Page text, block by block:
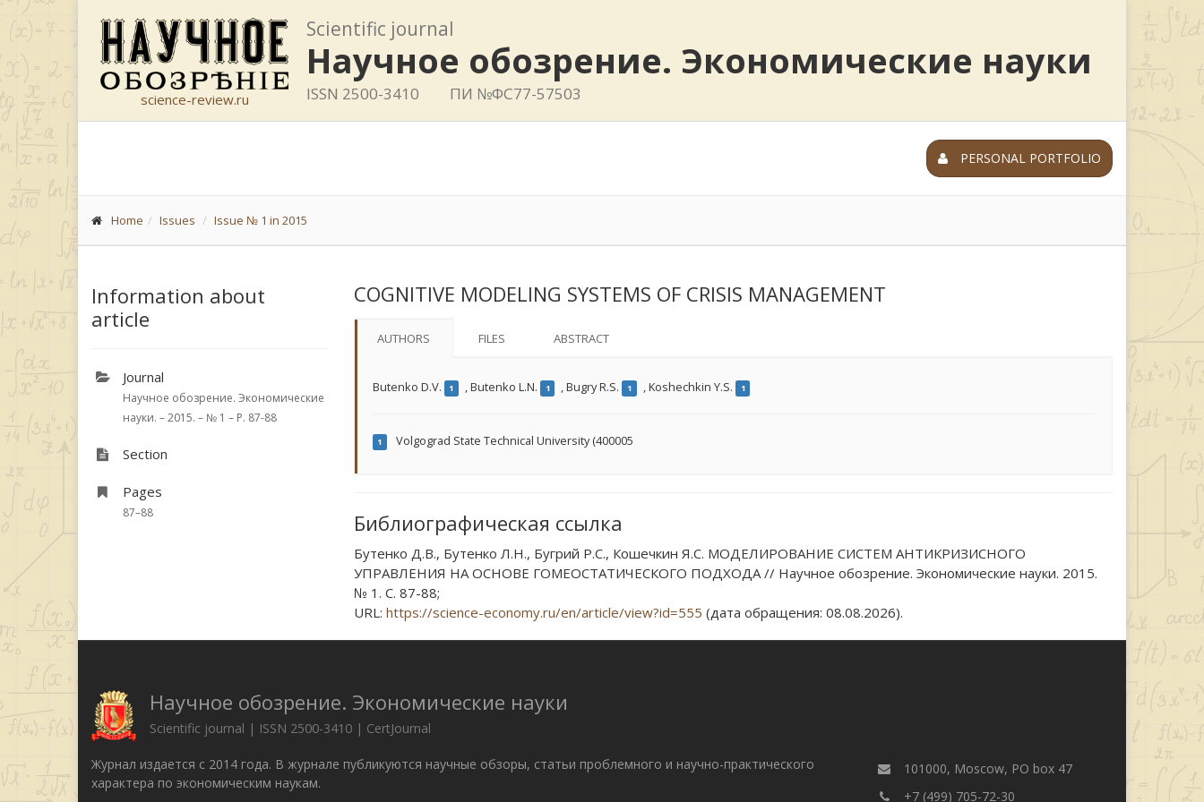
science-review.ru
Scientific journal
Научное обозрение. Экономические науки
ISSN 2500-3410 ПИ №ФС77-57503
PERSONAL PORTFOLIO
Home Issues Issue № 1 in 2015
Information about
article
Journal
Научное обозрение. Экономические
науки. – 2015. – № 1 – P. 87-88
Section
Pages
87–88
COGNITIVE MODELING SYSTEMS OF CRISIS MANAGEMENT
AUTHORS FILES ABSTRACT
Butenko D.V. 1 ,Butenko L.N. 1 ,Bugry R.S. 1 ,Koshechkin Y.S. 1
1 Volgograd State Technical University (400005
Библиографическая ссылка
Бутенко Д.В., Бутенко Л.Н., Бугрий Р.С., Кошечкин Я.С. МОДЕЛИРОВАНИЕ СИСТЕМ АНТИКРИЗИСНОГО
УПРАВЛЕНИЯ НА ОСНОВЕ ГОМЕОСТАТИЧЕСКОГО ПОДХОДА // Научное обозрение. Экономические науки. 2015.
№ 1. С. 87-88;
URL: https://science-economy.ru/en/article/view?id=555 (дата обращения: 08.08.2026).
Научное обозрение. Экономические науки
Scientific journal | ISSN 2500-3410 | CertJournal
Журнал издается с 2014 года. В журнале публикуются научные обзоры, статьи проблемного и научно-практического
характера по экономическим наукам.
101000, Moscow, PO box 47
+7 (499) 705-72-30